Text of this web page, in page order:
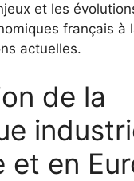
et les
français à
actuelles.
de la
et en